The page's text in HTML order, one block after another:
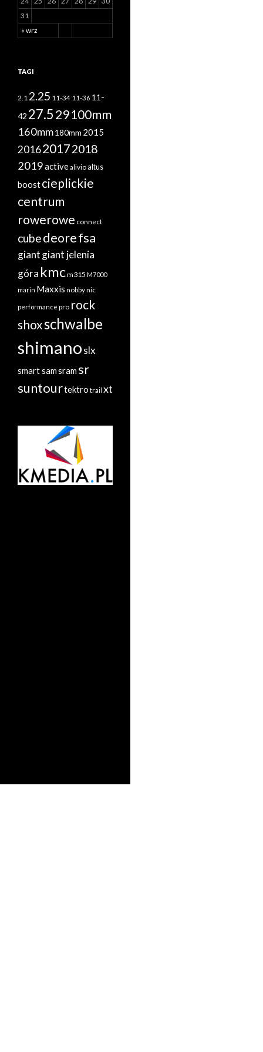
« wrz
31
TAGI
2.1 2.25 11-34 11-36 11-
42 27.529100mm
160mm180mm 2015
201620172018
2019activealivioaltus
boostcieplickie
centrum
rowerowe connect
cubedeorefsa
giantgiant jelenia
góra kmcm315 M7000
marin Maxxis nobby nic
performance pro rock
shoxschwalbe
shimanoslx
smart samsramsr
suntourtektro trail xt